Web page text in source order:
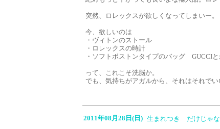
突然、ロレックスが欲しくなってしまいー。
今、欲しいのは
・ヴィトンのストール
・ロレックスの時計
・ソフトボストンタイプのバッグ GUCCI
って、これこそ洗脳か。
でも、気持ちがアガルから、それはそれでい
2011年08月28日(日) 生まれつき だけじゃ